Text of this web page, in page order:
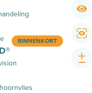
BINNENKORT